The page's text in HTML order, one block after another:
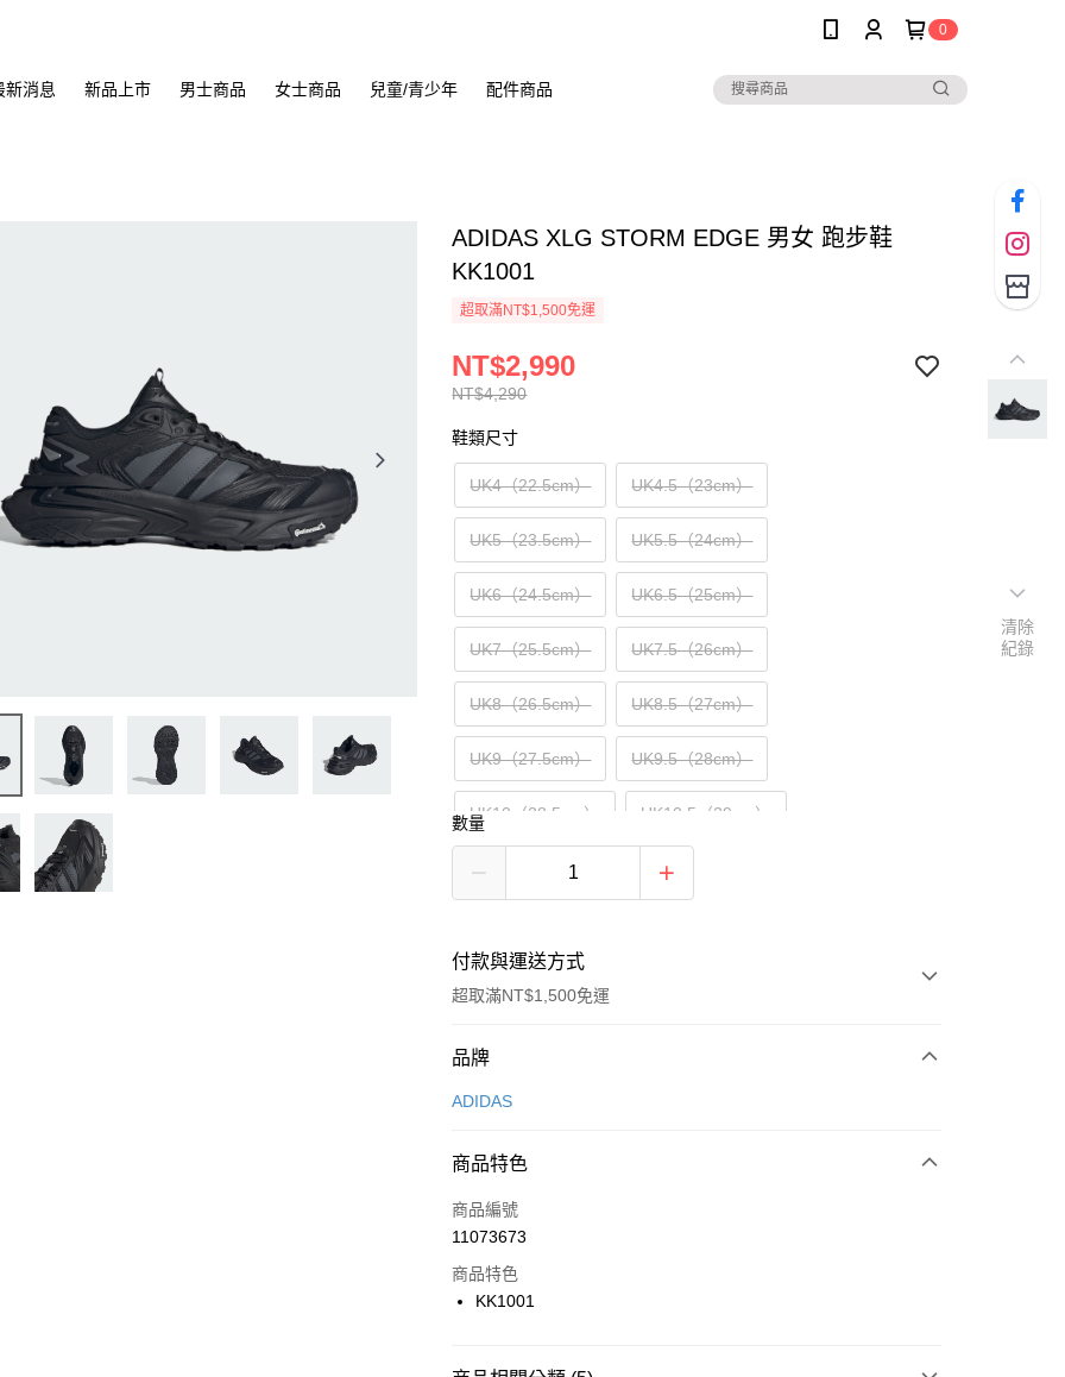
0
新消息 新品上市 男士商品 女士商品 兒童/青少年 配件商品
ADIDAS XLG STORM EDGE 男女 跑步鞋
KK1001
超取滿NT$1,500免運
NT$4,290
NT$2,990
鞋類尺寸
UK4（22.5cm） UK4.5（23cm）
UK5（23.5cm） UK5.5（24cm）
UK6（24.5cm） UK6.5（25cm）
UK7（25.5cm） UK7.5（26cm）
UK8（26.5cm） UK8.5（27cm）
UK9（27.5cm） UK9.5（28cm）
UK10（28.5cm） UK10.5（29cm）
UK11（29.5cm） UK11.5（30cm）
數量
付款與運送方式
超取滿NT$1,500免運
付款方式
信用卡一次付款
合作金庫商業銀行
華南商業銀行
上海商業儲蓄銀行
國泰世華商業銀行
聯邦商業銀行
LINE Pay
Apple Pay
品牌
ADIDAS
商品特色
商品編號
11073673
商品特色
KK1001
清除
紀錄